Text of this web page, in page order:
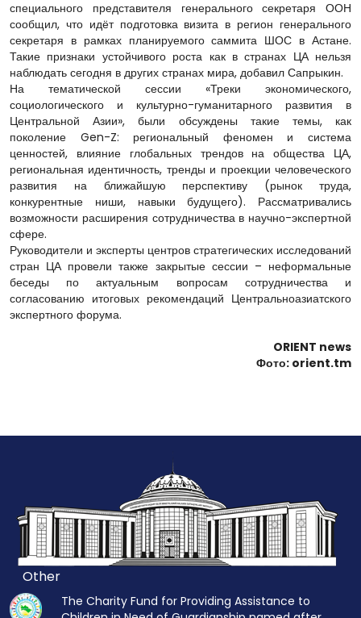
специального представителя генерального секретаря ООН
сообщил, что идёт подготовка визита в регион генерального
секретаря в рамках планируемого саммита ШОС в Астане.
Такие признаки устойчивого роста как в странах ЦА нельзя
наблюдать сегодня в других странах мира, добавил Сапрыкин.
На тематической сессии «Треки экономического,
социологического и культурно-гуманитарного развития в
Центральной Азии», были обсуждены такие темы, как
поколение Gen-Z: региональный феномен и система
ценностей, влияние глобальных трендов на общества ЦА,
региональная идентичность, тренды и проекции человеческого
развития на ближайшую перспективу (рынок труда,
конкурентные ниши, навыки будущего). Рассматривались
возможности расширения сотрудничества в научно-экспертной
сфере.
Руководители и эксперты центров стратегических исследований
стран ЦА провели также закрытые сессии – неформальные
беседы по актуальным вопросам сотрудничества и
согласованию итоговых рекомендаций Центральноазиатского
экспертного форума.
ORIENT news
Фото: orient.tm
Other
The Charity Fund for Providing Assistance to